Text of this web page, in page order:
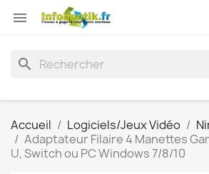

search
Accueil Logiciels/Jeux Vidéo
Adaptateur Filaire 4 Manettes
U, Switch ou PC Windows 7/8/10